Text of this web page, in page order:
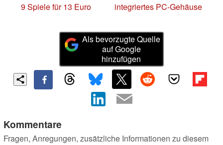
9 Spiele für 13 Euro
integriertes PC-Gehäuse
Als bevorzugte Quelle
auf Google
hinzufügen
Kommentare
Fragen, Anregungen, zusätzliche Informationen zu diesem